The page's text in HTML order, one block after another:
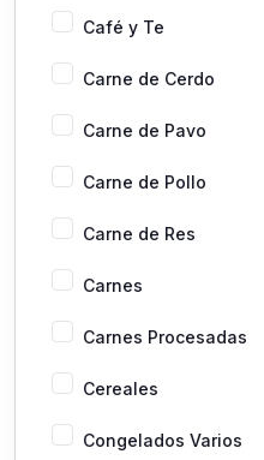
Café y Te
Carne de Cerdo
Carne de Pavo
Carne de Pollo
Carne de Res
Carnes
Carnes Procesadas
Cereales
Congelados Varios